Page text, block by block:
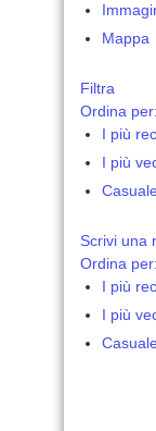
Mappa
Filtra
Ordina per:
I più
I più
Casuale
Scrivi una
Ordina per:
I più
I più
Casuale